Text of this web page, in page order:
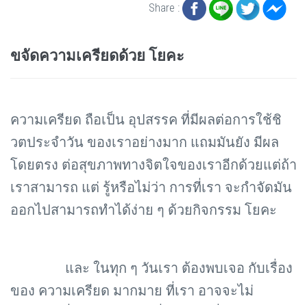
Share :
ขจัดความเครียดด้วย โยคะ
ความเครียด ถือเป็น อุปสรรค ที่มีผลต่อการใช้ชิ
วตประจำวัน ของเราอย่างมาก แถมมันยัง มีผล
โดยตรง ต่อสุขภาพทางจิตใจของเราอีกด้วยแต่ถ้า
เราสามารถ แต่ รู้หรือไม่ว่า การที่เรา จะกำจัดมัน
ออกไปสามารถทำได้ง่าย ๆ ด้วยกิจกรรม โยคะ
และ ในทุก ๆ วันเรา ต้องพบเจอ กับเรื่อง
ของ ความเครียด มากมาย ที่เรา อาจจะไม่